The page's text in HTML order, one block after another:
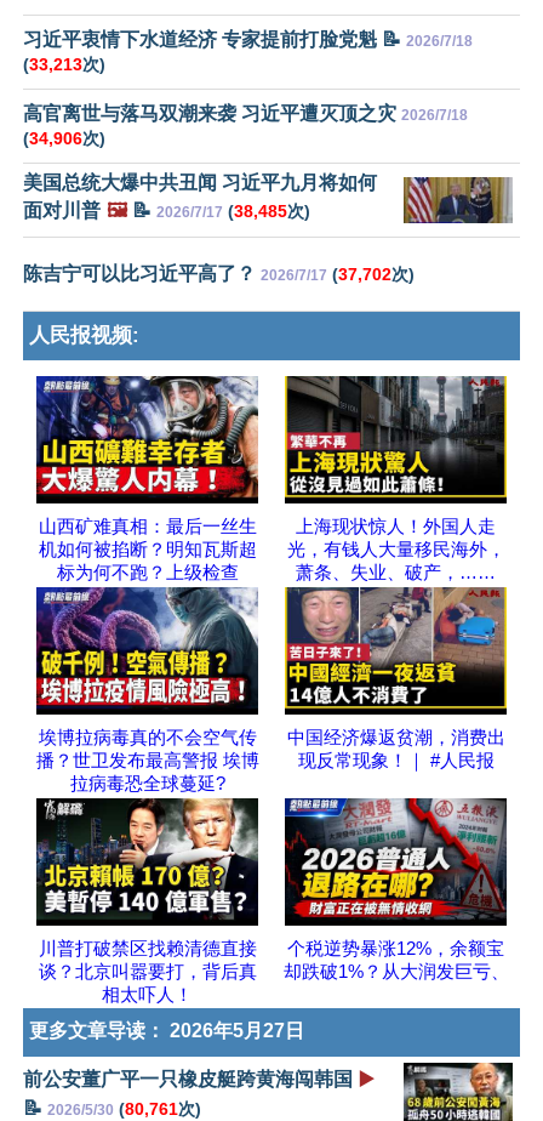
习近平衷情下水道经济 专家提前打脸党魁 📝 2026/7/18
(33,213次)
高官离世与落马双潮来袭 习近平遭灭顶之灾 2026/7/18
(34,906次)
美国总统大爆中共丑闻 习近平九月将如何
面对川普 🖼️📝 2026/7/17 (38,485次)
陈吉宁可以比习近平高了？ 2026/7/17 (37,702次)
人民报视频:
山西矿难真相：最后一丝生
机如何被掐断？明知瓦斯超
标为何不跑？上级检查
上海现状惊人！外国人走
光，有钱人大量移民海外，
萧条、失业、破产，……
埃博拉病毒真的不会空气传
播？世卫发布最高警报 埃博
拉病毒恐全球蔓延?
中国经济爆返贫潮，消费出
现反常现象！｜ #人民报
川普打破禁区找赖清德直接
谈？北京叫嚣要打，背后真
相太吓人！
个税逆势暴涨12%，余额宝
却跌破1%？从大润发巨亏、
更多文章导读： 2026年5月27日
前公安董广平一只橡皮艇跨黄海闯韩国 ▶️
📝 2026/5/30 (80,761次)